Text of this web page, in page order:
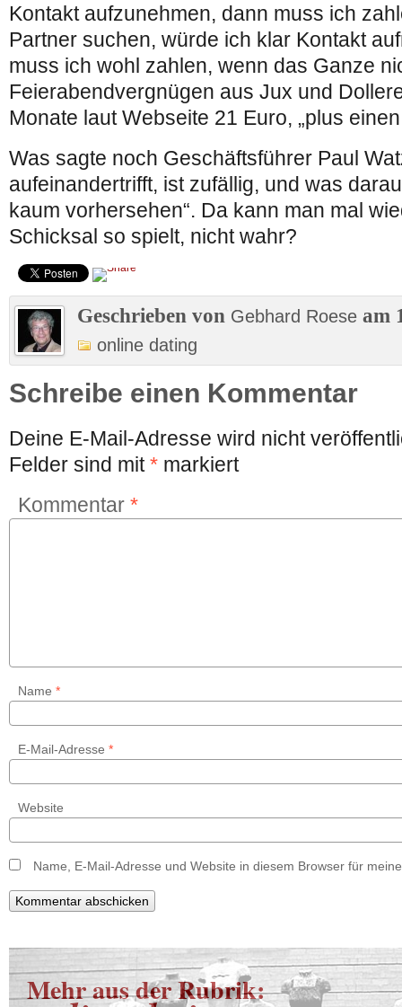
Kontakt aufzunehmen, dann muss ich
Partner suchen, würde ich klar Kontakt
muss ich wohl zahlen, wenn das Ganze
Feierabendvergnügen aus Jux und
Monate laut Webseite 21 Euro, „plus
Was sagte noch Geschäftsführer Paul
aufeinandertrifft, ist zufällig, und was
kaum vorhersehen“. Da kann man mal
Schicksal so spielt, nicht wahr?
Geschrieben von Gebhard Roese am
online dating
Schreibe einen Kommentar
Deine E-Mail-Adresse wird nicht
Felder sind mit* markiert
Kommentar *
Name *
E-Mail-Adresse *
Website
Name, E-Mail-Adresse und Website in diesem Browser für
Mehr aus der Rubrik: